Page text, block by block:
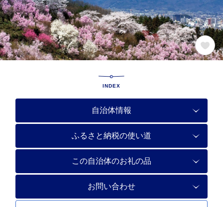
INDEX
自治体情報
ふるさと納税の使い道
この自治体のお礼の品
お問い合わせ